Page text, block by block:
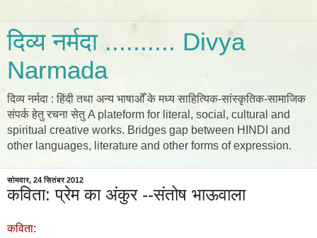
दिव्य नर्मदा .......... Divya
Narmada
दिव्य नर्मदा : हिंदी तथा अन्य भाषाओँ के मध्य साहित्यिक-सांस्कृतिक-सामाजिक
संपर्क हेतु रचना सेतु A plateform for literal, social, cultural and
spiritual creative works. Bridges gap between HINDI and
other languages, literature and other forms of expression.
सोमवार, 24 सितंबर 2012
कविता: प्रेम का अंकुर --संतोष भाऊवाला
कविता: